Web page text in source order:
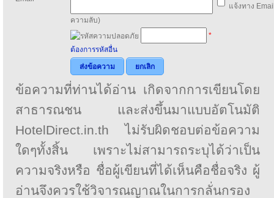
แจ้งทาง
ความลับ)
*
ต้องการรหัสอื่น
ส่งข้อความ
ยกเลิก
ข้อความที่ท่านได้อ่าน เกิดจากการเขียนโดย
สาธารณชน และส่งขึ้นมาแบบอัตโนมัติ
HotelDirect.in.th ไม่รับผิดชอบต่อข้อความ
ใดๆทั้งสิ้น เพราะไม่สามารถระบุได้ว่าเป็น
ความจริงหรือ ชื่อผู้เขียนที่ได้เห็นคือชื่อจริง ผู้
อ่านจึงควรใช้วิจารณญาณในการกลั่นกรอง